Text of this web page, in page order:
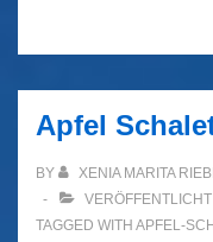
Apfel
BY XENIA MARITA
VERÖFFENTLICHT
TAGGED WITH APFEL-